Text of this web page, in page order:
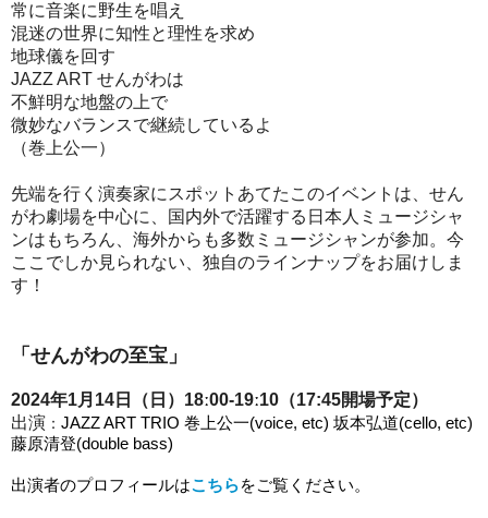
常に音楽に野生を唱え
混迷の世界に知性と理性を求め
地球儀を回す
JAZZ ART せんがわは
不鮮明な地盤の上で
微妙なバランスで継続しているよ
（巻上公一）
先端を行く演奏家にスポットあてたこのイベントは、せん
がわ劇場を中心に、国内外で活躍する日本人ミュージシャ
ンはもちろん、海外からも多数ミュージシャンが参加。今
ここでしか見られない、独自のラインナップをお届けしま
す！
「せんがわの至宝 」
2024年1月14日（日）18ː00-19ː10（17:45開場予定）
出演 ： JAZZ ART TRIO 巻上公一(voice, etc) 坂本弘道(cello, etc)
藤原清登(double bass)
出演者のプロフィールはこちらをご覧ください。